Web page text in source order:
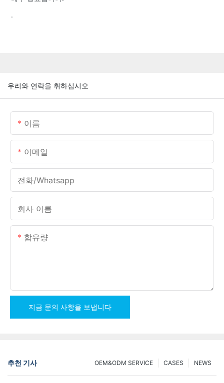
.
우리와 연락을 취하십시오
이름
이메일
전화/whatsapp
회사 이름
함유량
지금 문의 사항을 보냅니다
추천 기사 NEWS
CASES
OEM&ODM SERVICE